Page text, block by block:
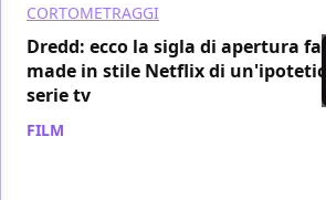
CORTOMETRAGGI
Dredd: ecco la sigla di apertura fan
made in stile Netflix di un'ipotetica
serie tv
FILM